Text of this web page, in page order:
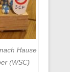
Hause
(WSC)